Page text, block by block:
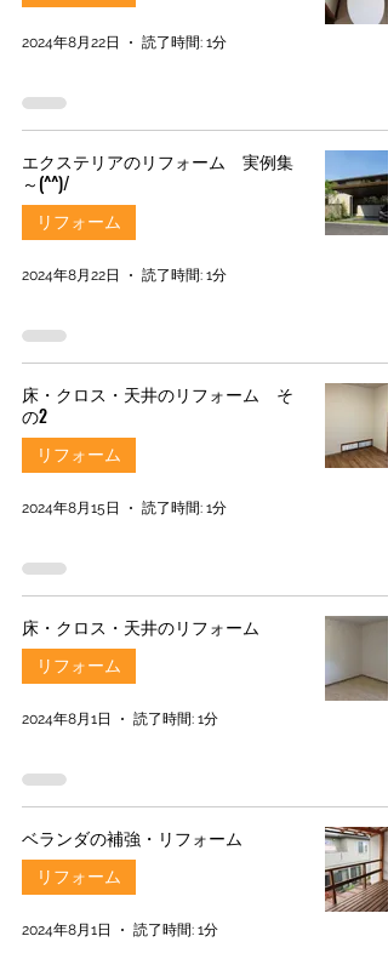
2024年8月22日 読了時間: 1分
エクステリアのリフォーム 実例集
～(^^)/
リフォーム
2024年8月22日 読了時間: 1分
床・クロス・天井のリフォーム そ
の2
リフォーム
2024年8月15日 読了時間: 1分
床・クロス・天井のリフォーム
リフォーム
2024年8月1日 読了時間: 1分
ベランダの補強・リフォーム
リフォーム
2024年8月1日 読了時間: 1分